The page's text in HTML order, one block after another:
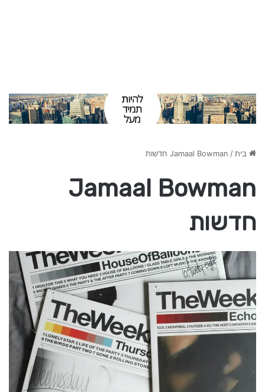
בית/ Jamaal Bowman חדשות
Jamaal Bowman
חדשות